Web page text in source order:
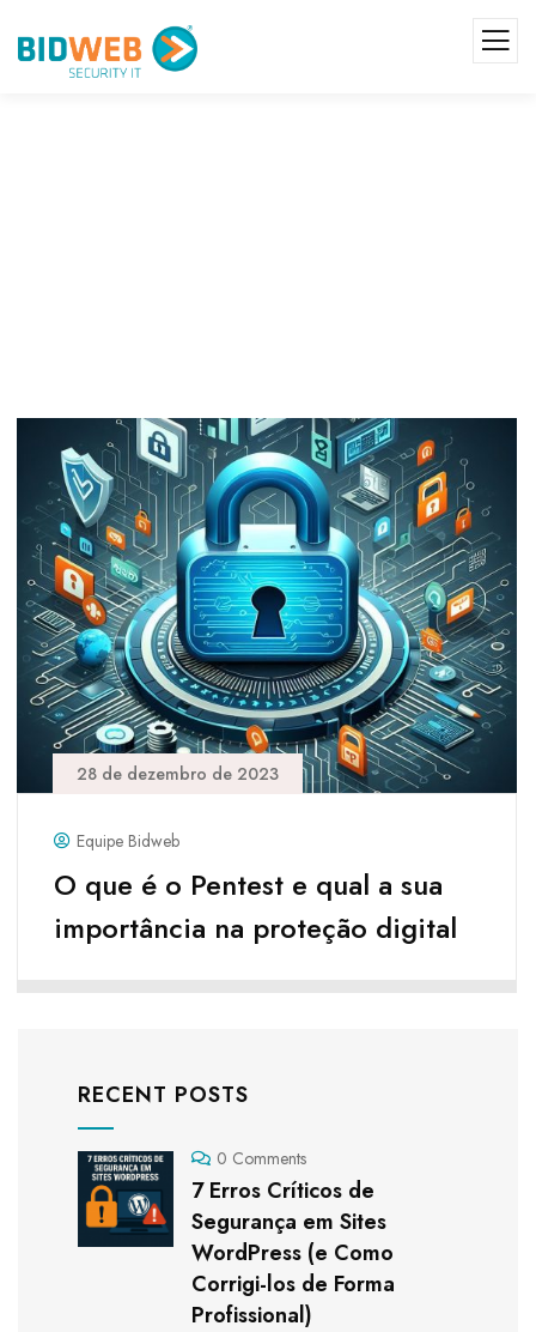
28 de dezembro de 2023
Equipe Bidweb
O que é o Pentest e qual a sua
importância na proteção digital
RECENT POSTS
0 Comments
7 Erros Críticos de
Segurança em Sites
WordPress (e Como
Corrigi-los de Forma
Profissional)